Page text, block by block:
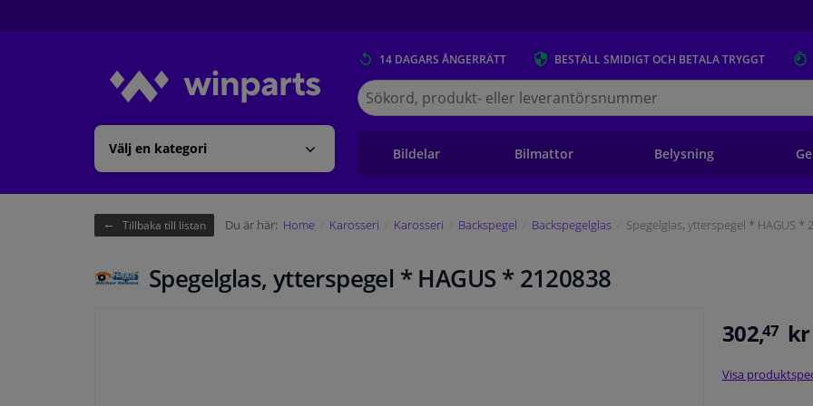
Välj en kategori
14 DAGARS ÅNGERRÄTT BESTÄLL SMIDIGT OCH BETALA TRYGGT
Sök
på
Winparts.se
Bildelar Bilmattor Belysning
Tillbaka till listan Du är här: Home Karosseri Karosseri Backspegel Backspegelglas Spegelglas, ytterspegel * HAGUS *
Spegelglas, ytterspegel * HAGUS * 2120838
302,47 kr
Visa